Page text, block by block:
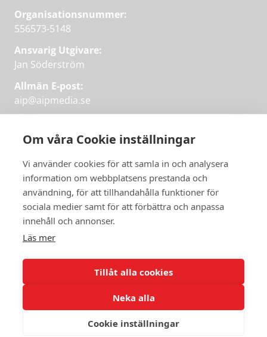
Om våra Cookie inställningar
Vi använder cookies för att samla in och analysera
information om webbplatsens prestanda och
användning, för att tillhandahålla funktioner för
sociala medier samt för att förbättra och anpassa
innehåll och annonser.
Läs mer
Tillåt alla cookies
Neka alla
Cookie inställningar
första månaden
gratis.
PRENUMERERA
Organisationsnummer:
556573-5148
Ansvarig Utgivare:
Jan Söderström
Allmän E-post:
aip@aipmedia.se
aip@flowyinfo.seeller 08-1210 60 40.
Instagram
LinkedIn
Twitter
Facebook
Få veckans bästa
artiklar på mejlen
PRENUMERERA
© 2026 Aktuellt i Politiken.